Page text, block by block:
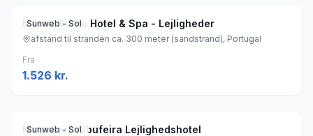
Sunweb - Sol
Monte Gordo Hotel & Spa - Lejligheder
afstand til stranden ca. 300 meter (sandstrand), Portugal
Fra
1.526 kr.
Sunweb - Sol
Mirachoro Albufeira Lejlighedshotel